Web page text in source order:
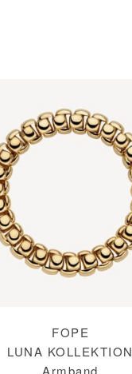
FOPE
LUNA KOLLEKTION
Armband